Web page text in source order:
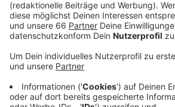
Infektionsketten sollen so
unterbrochen werden. Kritiker
auch Reihentests immer nur eine
Momentaufnahme seien.
regelmäßig wiederholt werden.
Düsseldorfer Gesundheitsamtes,
sieht das anders: